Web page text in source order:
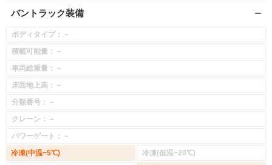
バントラック装備
ボディタイプ：－
積載可能量：－
車両総重量：－
床面地上高：－
分類番号：－
クレーン：－
パワーゲート：－
冷凍(中温−5℃)
冷凍(低温−20℃)